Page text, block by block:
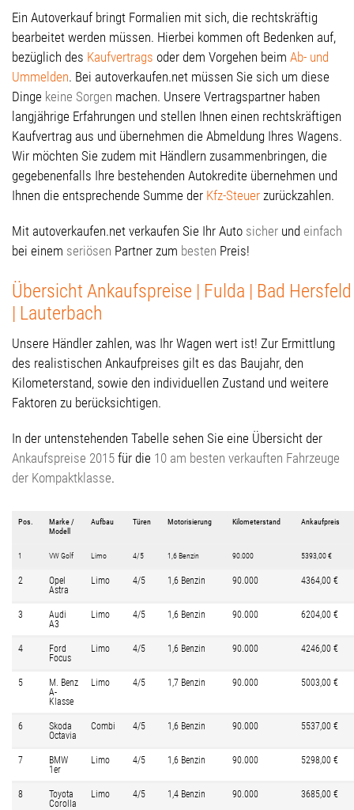
Ein Autoverkauf bringt Formalien mit sich, die rechtskräftig
bearbeitet werden müssen. Hierbei kommen oft Bedenken auf,
bezüglich des Kaufvertrags oder dem Vorgehen beim Ab- und
Ummelden. Bei autoverkaufen.net müssen Sie sich um diese
Dinge keine Sorgen machen. Unsere Vertragspartner haben
langjährige Erfahrungen und stellen Ihnen einen rechtskräftigen
Kaufvertrag aus und übernehmen die Abmeldung Ihres Wagens.
Wir möchten Sie zudem mit Händlern zusammenbringen, die
gegebenenfalls Ihre bestehenden Autokredite übernehmen und
Ihnen die entsprechende Summe der Kfz-Steuer zurückzahlen.
Mit autoverkaufen.net verkaufen Sie Ihr Auto sicher und einfach
bei einem seriösen Partner zum besten Preis!
Übersicht Ankaufspreise | Fulda | Bad Hersfeld
| Lauterbach
Unsere Händler zahlen, was Ihr Wagen wert ist! Zur Ermittlung
des realistischen Ankaufpreises gilt es das Baujahr, den
Kilometerstand, sowie den individuellen Zustand und weitere
Faktoren zu berücksichtigen.
In der untenstehenden Tabelle sehen Sie eine Übersicht der
Ankaufspreise 2015 für die 10 am besten verkauften Fahrzeuge
der Kompaktklasse.
Pos.
Marke /
Modell
Aufbau Türen Motorisierung Kilometerstand Ankaufpreis
1 VW Golf Limo 4/5 1,6 Benzin 90.000 5393,00 €
2
Opel
Astra
Limo 4/5 1,6 Benzin 90.000 4364,00 €
3
Audi
A3
Limo 4/5 1,6 Benzin 90.000 6204,00 €
4
Ford
Focus
Limo 4/5 1,6 Benzin 90.000 4246,00 €
5
M. Benz
A-
Klasse
Limo 4/5 1,7 Benzin 90.000 5003,00 €
6
Skoda
Octavia
Combi 4/5 1,6 Benzin 90.000 5537,00 €
7
BMW
1er
Limo 4/5 1,6 Benzin 90.000 5298,00 €
8
Toyota
Corolla
Limo 4/5 1,4 Benzin 90.000 3685,00 €